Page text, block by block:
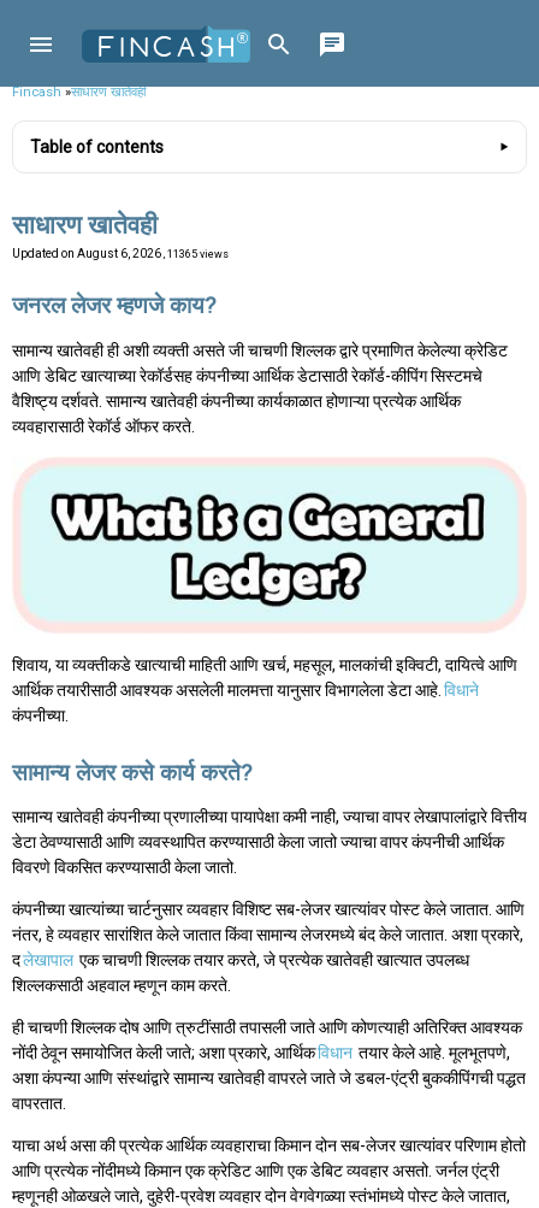
Fincash»साधारण खातेवही
Table of contents
साधारण खातेवही
Updated on August 6, 2026 , 11365 views
जनरल लेजर म्हणजे काय?
सामान्य खातेवही ही अशी व्यक्ती असते जी चाचणी शिल्लक द्वारे प्रमाणित केलेल्या क्रेडिट
आणि डेबिट खात्याच्या रेकॉर्डसह कंपनीच्या आर्थिक डेटासाठी रेकॉर्ड-कीपिंग सिस्टमचे
वैशिष्ट्य दर्शवते. सामान्य खातेवही कंपनीच्या कार्यकाळात होणाऱ्या प्रत्येक आर्थिक
व्यवहारासाठी रेकॉर्ड ऑफर करते.
शिवाय, या व्यक्तीकडे खात्याची माहिती आणि खर्च, महसूल, मालकांची इक्विटी, दायित्वे आणि
आर्थिक तयारीसाठी आवश्यक असलेली मालमत्ता यानुसार विभागलेला डेटा आहे. विधाने
कंपनीच्या.
सामान्य लेजर कसे कार्य करते?
सामान्य खातेवही कंपनीच्या प्रणालीच्या पायापेक्षा कमी नाही, ज्याचा वापर लेखापालांद्वारे वित्तीय
डेटा ठेवण्यासाठी आणि व्यवस्थापित करण्यासाठी केला जातो ज्याचा वापर कंपनीची आर्थिक
विवरणे विकसित करण्यासाठी केला जातो.
कंपनीच्या खात्यांच्या चार्टनुसार व्यवहार विशिष्ट सब-लेजर खात्यांवर पोस्ट केले जातात. आणि
नंतर, हे व्यवहार सारांशित केले जातात किंवा सामान्य लेजरमध्ये बंद केले जातात. अशा प्रकारे,
दलेखापाल एक चाचणी शिल्लक तयार करते, जे प्रत्येक खातेवही खात्यात उपलब्ध
शिल्लकसाठी अहवाल म्हणून काम करते.
ही चाचणी शिल्लक दोष आणि त्रुटींसाठी तपासली जाते आणि कोणत्याही अतिरिक्त आवश्यक
नोंदी ठेवून समायोजित केली जाते; अशा प्रकारे, आर्थिकविधान तयार केले आहे. मूलभूतपणे,
अशा कंपन्या आणि संस्थांद्वारे सामान्य खातेवही वापरले जाते जे डबल-एंट्री बुककीपिंगची पद्धत
वापरतात.
याचा अर्थ असा की प्रत्येक आर्थिक व्यवहाराचा किमान दोन सब-लेजर खात्यांवर परिणाम होतो
आणि प्रत्येक नोंदीमध्ये किमान एक क्रेडिट आणि एक डेबिट व्यवहार असतो. जर्नल एंट्री
म्हणूनही ओळखले जाते, दुहेरी-प्रवेश व्यवहार दोन वेगवेगळ्या स्तंभांमध्ये पोस्ट केले जातात,